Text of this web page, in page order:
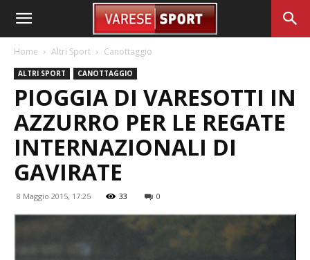
Home Altri Sport Canottaggio
ALTRI SPORT CANOTTAGGIO
PIOGGIA DI VARESOTTI IN
AZZURRO PER LE REGATE
INTERNAZIONALI DI
GAVIRATE
8 Maggio 2015, 17:25 33 0